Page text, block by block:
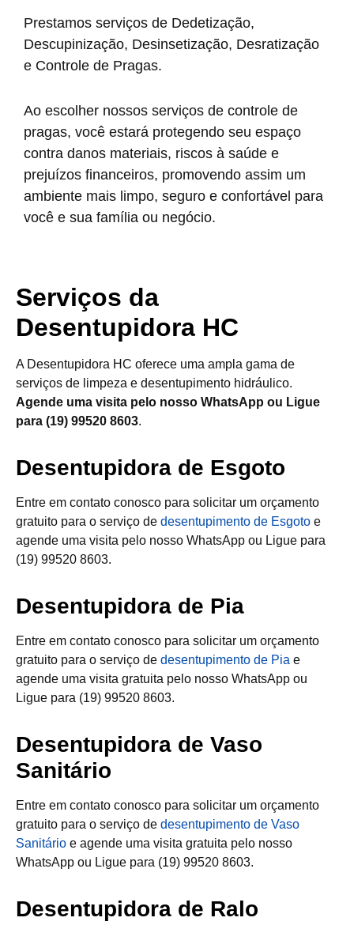
Prestamos serviços de Dedetização,
Descupinização, Desinsetização, Desratização
e Controle de Pragas.
Ao escolher nossos serviços de controle de
pragas, você estará protegendo seu espaço
contra danos materiais, riscos à saúde e
prejuízos financeiros, promovendo assim um
ambiente mais limpo, seguro e confortável para
você e sua família ou negócio.
Serviços da
Desentupidora HC
A Desentupidora HC oferece uma ampla gama de
serviços de limpeza e desentupimento hidráulico.
Agende uma visita pelo nosso WhatsApp ou Ligue
para (19) 99520 8603.
Desentupidora de Esgoto
Entre em contato conosco para solicitar um orçamento
gratuito para o serviço de desentupimento de Esgoto e
agende uma visita pelo nosso WhatsApp ou Ligue para
(19) 99520 8603.
Desentupidora de Pia
Entre em contato conosco para solicitar um orçamento
gratuito para o serviço de desentupimento de Pia e
agende uma visita gratuita pelo nosso WhatsApp ou
Ligue para (19) 99520 8603.
Desentupidora de Vaso
Sanitário
Entre em contato conosco para solicitar um orçamento
gratuito para o serviço de desentupimento de Vaso
Sanitário e agende uma visita gratuita pelo nosso
WhatsApp ou Ligue para (19) 99520 8603.
Desentupidora de Ralo